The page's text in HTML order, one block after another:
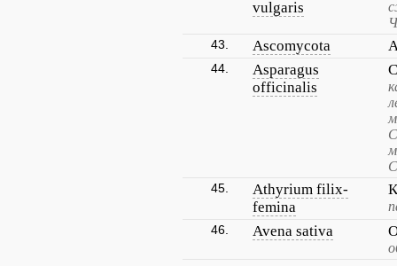
vulgaris
43. Ascomycota
44.
Asparagus
officinalis
45.
Athyrium filix-
femina
46. Avena sativa